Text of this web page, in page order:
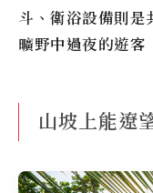
斗、衛浴設備則是
曠野中過夜的遊客
山坡上能遼